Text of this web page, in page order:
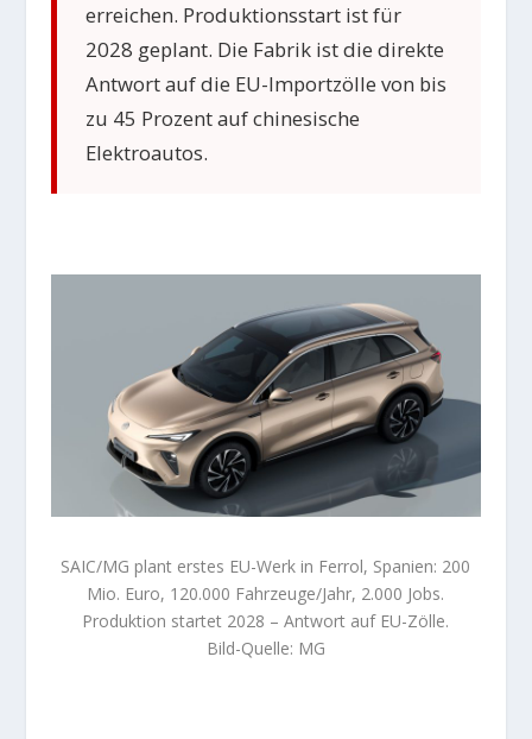
erreichen. Produktionsstart ist für
2028 geplant. Die Fabrik ist die direkte
Antwort auf die EU-Importzölle von bis
zu 45 Prozent auf chinesische
Elektroautos.
SAIC/MG plant erstes EU-Werk in Ferrol, Spanien: 200
Mio. Euro, 120.000 Fahrzeuge/Jahr, 2.000 Jobs.
Produktion startet 2028 – Antwort auf EU-Zölle.
Bild-Quelle: MG